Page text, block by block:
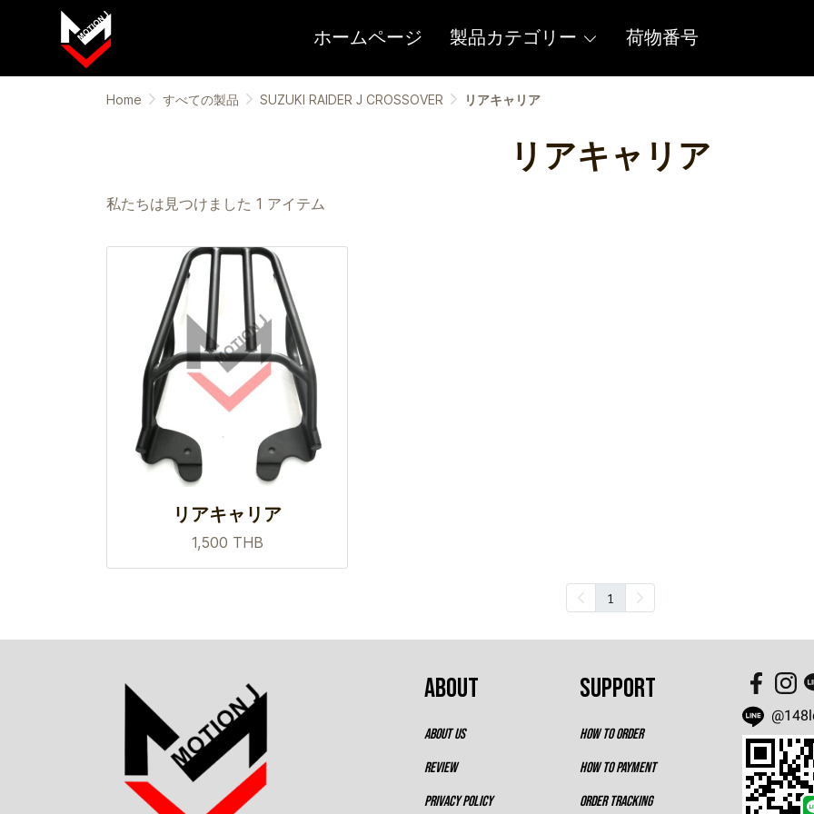
ホームページ 製品カテゴリー 荷物番号
Home すべての製品 SUZUKI RAIDER J CROSSOVER リアキャリア
リアキャリア
私たちは見つけました 1 アイテム
リアキャリア
1,500 THB
1
ABOUT
ABOUT US
REVIEW
PRIVACY POLICY
SUPPORT
HOW TO ORDER
HOW TO PAYMENT
ORDER TRACKING